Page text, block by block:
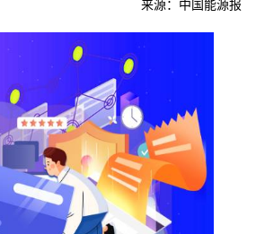
来源：中国能源报